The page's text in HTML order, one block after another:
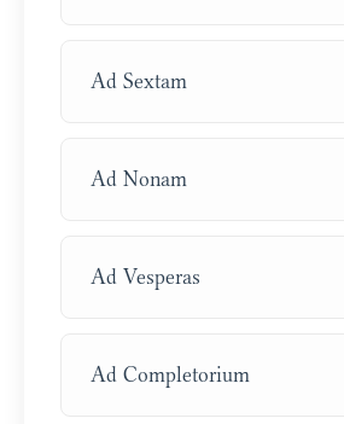
Ad Sextam
Ad Nonam
Ad Vesperas
Ad Completorium